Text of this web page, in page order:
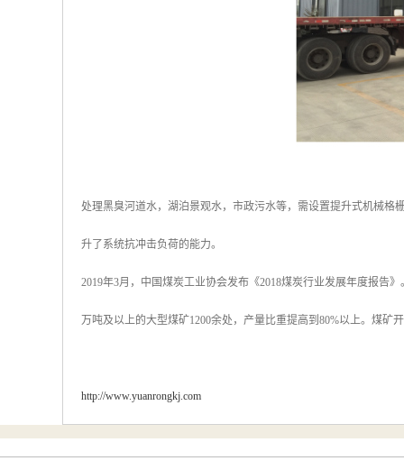
处理黑臭河道水，湖泊景观水，市政污水等，需设置提升式机械
升了系统抗冲击负荷的能力。
2019年3月，中国煤炭工业协会发布《2018煤炭行业发展年度报告
万吨及以上的大型煤矿1200余处，产量比重提高到80%以上。煤矿
http://www.yuanrongkj.com